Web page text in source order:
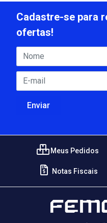
Cadastre-se para
ofertas!
Meus Pedidos
Notas Fiscais